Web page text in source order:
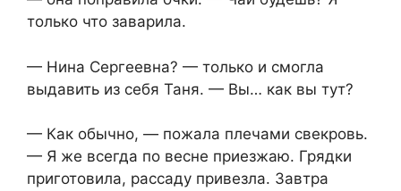
только что заварила.
— Нина Сергеевна? — только и смогла
выдавить из себя Таня. — Вы… как вы тут?
— Как обычно, — пожала плечами свекровь.
— Я же всегда по весне приезжаю. Грядки
приготовила, рассаду привезла. Завтра